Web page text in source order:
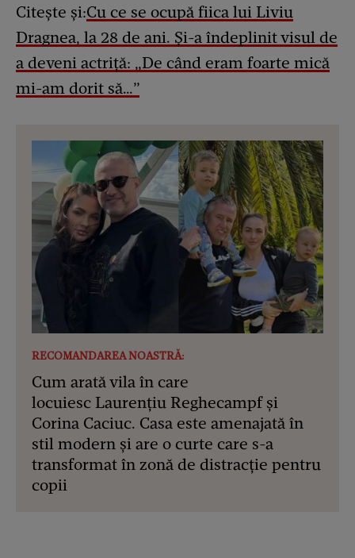
Citește și:Cu ce se ocupă fiica lui Liviu
Dragnea, la 28 de ani. Și-a îndeplinit visul de
a deveni actriță: „De când eram foarte mică
mi-am dorit să…”
RECOMANDAREA NOASTRĂ:
Cum arată vila în care
locuiesc Laurențiu Reghecampf și
Corina Caciuc. Casa este amenajată în
stil modern și are o curte care s-a
transformat în zonă de distracție pentru
copii